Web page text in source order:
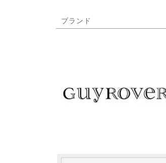
ブランド